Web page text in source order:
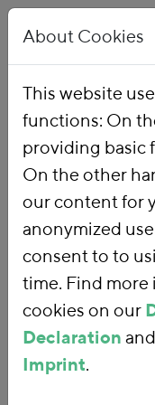
Publications
Publicationtitle
About Cookies
This website
functions: On
providing basic
On the other
our content for
anonymized
consent to to
time. Find
cookies on our
Declaration
Imprint.